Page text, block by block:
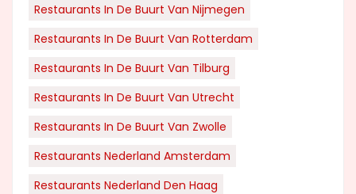
Restaurants In De Buurt Van Nijmegen
Restaurants In De Buurt Van Rotterdam
Restaurants In De Buurt Van Tilburg
Restaurants In De Buurt Van Utrecht
Restaurants In De Buurt Van Zwolle
Restaurants Nederland Amsterdam
Restaurants Nederland Den Haag